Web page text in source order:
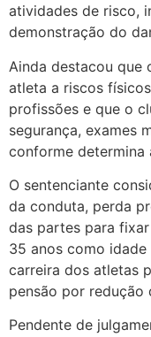
atividades de risco,
demonstração do
Ainda destacou que
atleta a riscos
profissões e que o
segurança, exames
conforme determina
O sentenciante
da conduta, perda
das partes para
35 anos como
carreira dos atletas
pensão por redução
Pendente de